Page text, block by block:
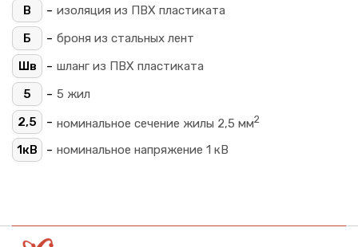
В
- изоляция из ПВХ пластиката
Б
- броня из стальных лент
Шв
- шланг из ПВХ пластиката
5
- 5 жил
2,5
- номинальное сечение жилы 2,5 мм2
1кВ - номинальное напряжение 1 кВ